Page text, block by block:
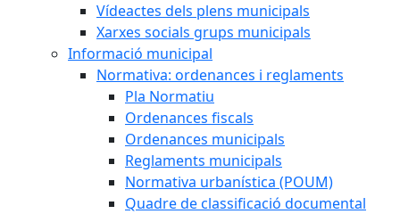
Vídeactes dels plens municipals
Xarxes socials grups municipals
Informació municipal
Normativa: ordenances i reglaments
Pla Normatiu
Ordenances fiscals
Ordenances municipals
Reglaments municipals
Normativa urbanística (POUM)
Quadre de classificació documental